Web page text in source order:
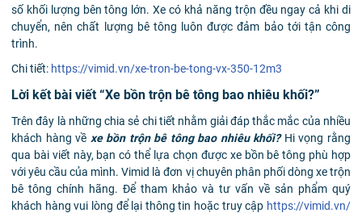
số khối lượng bên tông lớn. Xe có khả năng trộn đều ngay cả khi di
chuyển, nên chất lượng bê tông luôn được đảm bảo tới tận công
trình.
Chi tiết: https://vimid.vn/xe-tron-be-tong-vx-350-12m3
Lời kết bài viết “Xe bồn trộn bê tông bao nhiêu khối?”
Trên đây là những chia sẻ chi tiết nhằm giải đáp thắc mắc của nhiều
khách hàng về xe bồn trộn bê tông bao nhiêu khối?Hi vọng rằng
qua bài viết này, bạn có thể lựa chọn được xe bồn bê tông phù hợp
với yêu cầu của mình. Vimid là đơn vị chuyên phân phối dòng xe trộn
bê tông chính hãng. Để tham khảo và tư vấn về sản phẩm quý
khách hàng vui lòng để lại thông tin hoặc truy cập https://vimid.vn/